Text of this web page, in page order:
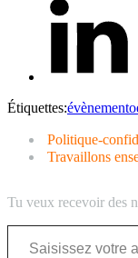
Étiquettes:évènement
Politique-
Travaillons
Tu veux recevoir des
Saisissez votre adresse e-mail…